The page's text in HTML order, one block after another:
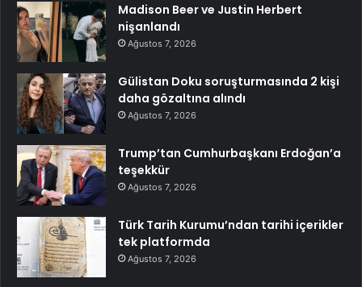
Madison Beer ve Justin Herbert
nişanlandı
Ağustos 7, 2026
Gülistan Doku soruşturmasında 2 kişi
daha gözaltına alındı
Ağustos 7, 2026
Trump’tan Cumhurbaşkanı Erdoğan’a
teşekkür
Ağustos 7, 2026
Türk Tarih Kurumu’ndan tarihi içerikler
tek platformda
Ağustos 7, 2026